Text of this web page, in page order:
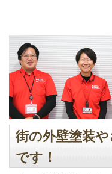
街の外壁塗装
です！